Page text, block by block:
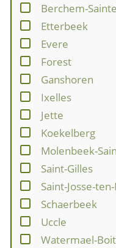
Berchem-
Etterbeek
Evere
Forest
Ganshoren
Ixelles
Jette
Koekelberg
Molenbeek-
Saint-Gilles
Saint-Josse-
Schaerbeek
Uccle
Watermael-